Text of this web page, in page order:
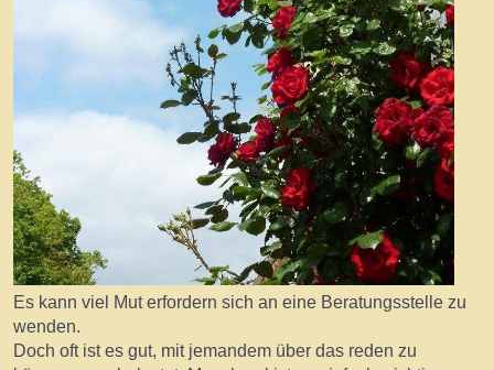
Es kann viel Mut erfordern sich an eine Beratungsstelle zu
wenden.
Doch oft ist es gut, mit jemandem über das reden zu